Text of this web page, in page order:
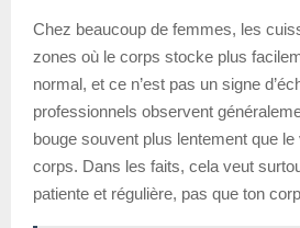
Chez beaucoup de femmes, les
zones où le corps stocke plus
normal, et ce n’est pas un signe
professionnels observent
bouge souvent plus lentement que
corps. Dans les faits, cela veut
patiente et régulière, pas que ton